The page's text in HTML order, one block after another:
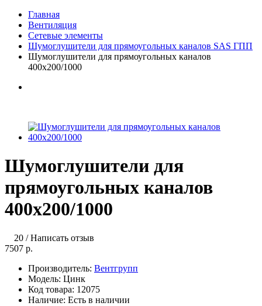
Главная
Вентиляция
Сетевые элементы
Шумоглушители для прямоугольных каналов SAS ГПП
Шумоглушители для прямоугольных каналов
400х200/1000
Шумоглушители для
прямоугольных каналов
400х200/1000
20 /Написать отзыв
7507 р.
Производитель: Вентгрупп
Модель: Цинк
Код товара: 12075
Наличие: Есть в наличии